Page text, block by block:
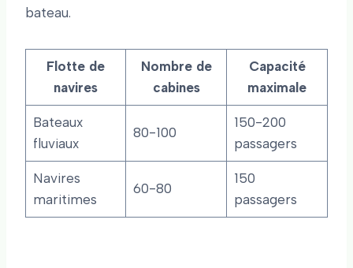
bateau.
Flotte de
navires
Nombre de
cabines
Capacité
maximale
Bateaux
fluviaux
80-100
150-200
passagers
Navires
maritimes
60-80
150
passagers